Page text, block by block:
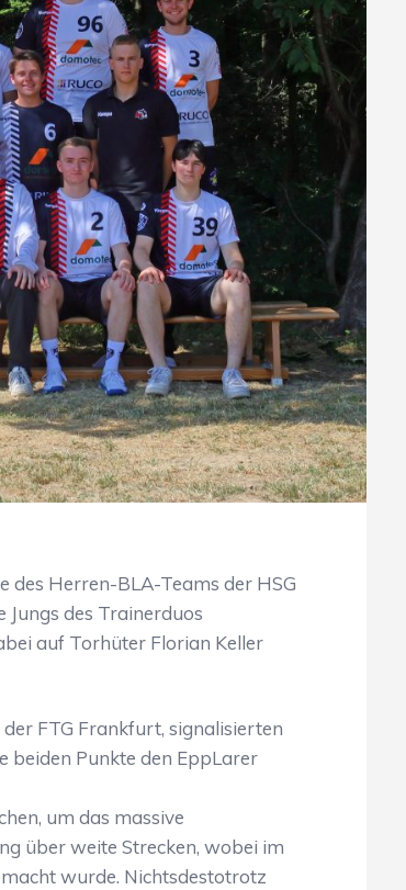
des Herren-BLA-Teams der HSG
des Trainerduos
auf Torhüter Florian Keller
FTG Frankfurt, signalisierten
beiden Punkte den EppLarer
um das massive
über weite Strecken, wobei im
wurde. Nichtsdestotrotz